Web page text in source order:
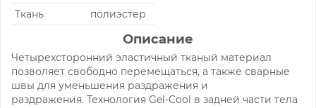
Ткань
полиэстер
Описание
Четырехсторонний эластичный тканый материал
позволяет свободно перемещаться, а также сварные
швы для уменьшения раздражения и
раздражения. Технология Gel-Cool в задней части тела